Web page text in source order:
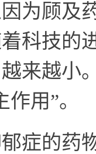
为顾及
科技的
来越小
作用”。
症的药